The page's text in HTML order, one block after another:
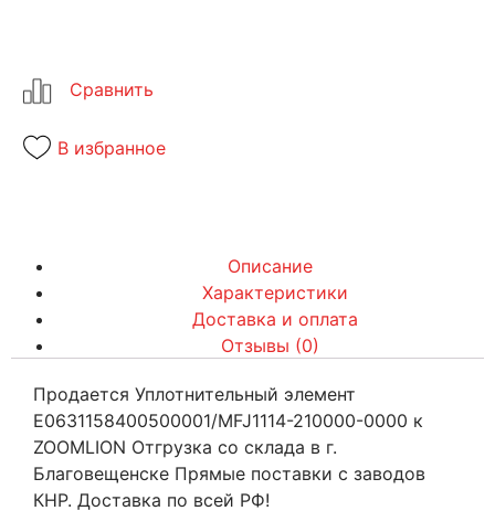
В избранное
Описание
Характеристики
Доставка и оплата
Отзывы (0)
Продается Уплотнительный элемент
E0631158400500001/MFJ1114-210000-0000 к
ZOOMLION Отгрузка со склада в г.
Благовещенске Прямые поставки с заводов
КНР. Доставка по всей РФ!